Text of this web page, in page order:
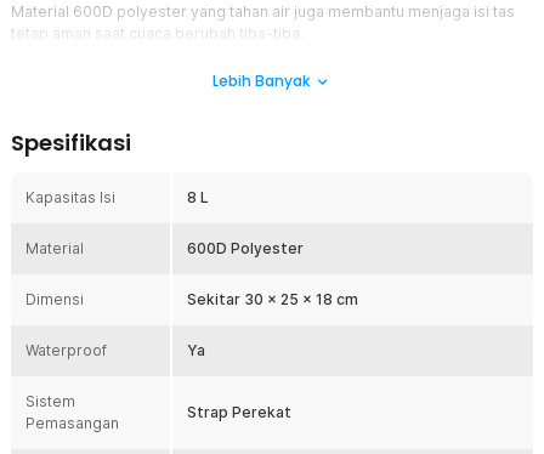
Material 600D polyester yang tahan air juga membantu menjaga isi tas
tetap aman saat cuaca berubah tiba-tiba.
Tas sepeda ini memiliki kapasitas besar hingga 8 L sehingga
perjalanan. Anda dapat menyimpan botol minum, pompa mini,
toolkit, sarung tangan, hingga perlengkapan P3K dalam satu tempat
barang tetap tertata rapi dan mudah diakses saat dibutuhkan.
bikepacking.
Menggunakan material 600D polyester berkualitas yang terkenal
Permukaan tas dirancang tahan air sehingga mampu melindungi
perlengkapan di dalamnya dari percikan air maupun hujan ringan.
Lebih Banyak
Spesifikasi
Kapasitas Isi 8 L
Material 600D Polyester
Dimensi Sekitar 30 x 25 x 18 cm
Waterproof Ya
Sistem
Pemasangan
Strap Perekat